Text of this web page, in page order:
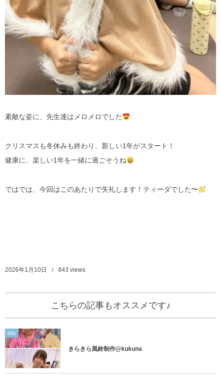
素敵な姿に、先生達はメロメロでした
クリスマスも冬休みも終わり、新しい1年がスタート！
健康に、楽しい1年を一緒に過ごそうね
ではでは、今回はこのあたりで失礼します！ティーダでした〜
2026年1月10日 843 views
こちらの記事もオススメです♪
info
きらきら風鈴制作@kukuna